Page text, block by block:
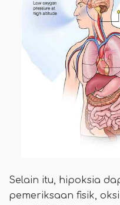
Selain itu, hipoksia
pemeriksaan fisik,